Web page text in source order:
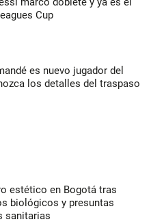
Cup
es nuevo jugador del
los detalles del traspaso
estético en Bogotá tras
biológicos y presuntas
sanitarias